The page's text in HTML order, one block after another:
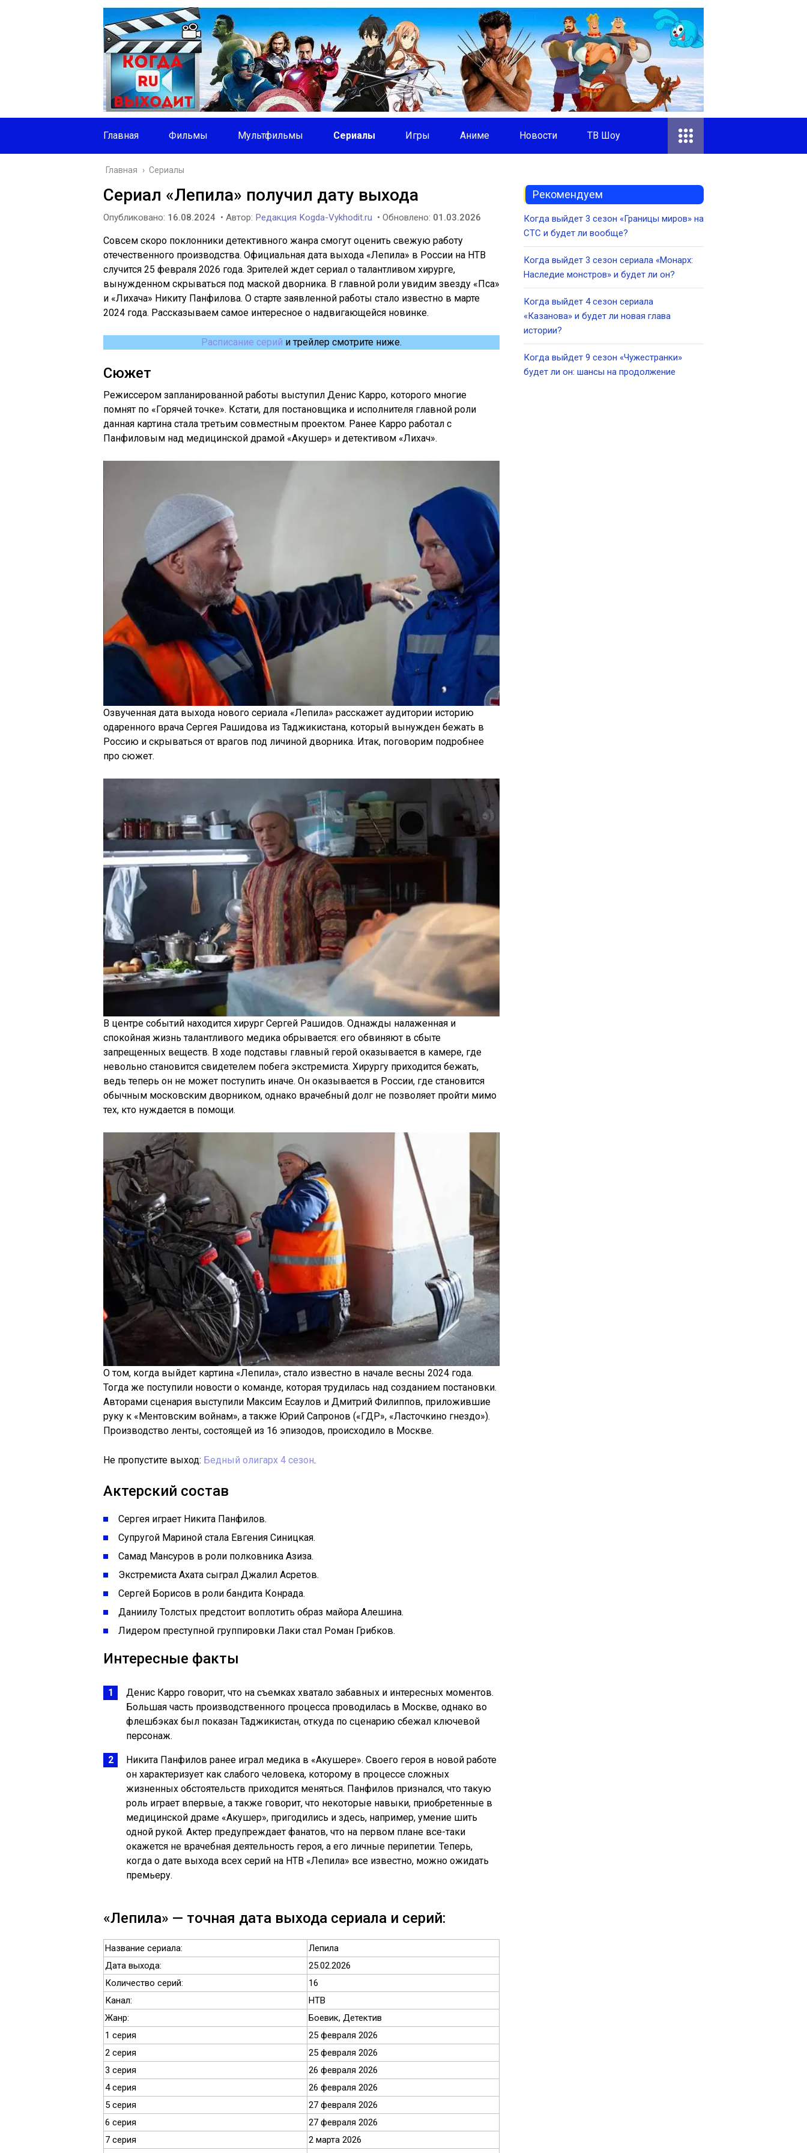
Главная Фильмы Мультфильмы Сериалы Игры Аниме Новости ТВ Шоу
Главная › Сериалы
Сериал «Лепила» получил дату выхода
Опубликовано: 16.08.2024 • Автор: Редакция Kogda-Vykhodit.ru • Обновлено: 01.03.2026
Совсем скоро поклонники детективного жанра смогут оценить свежую работу
отечественного производства. Официальная дата выхода «Лепила» в России на НТВ
случится 25 февраля 2026 года. Зрителей ждет сериал о талантливом хирурге,
вынужденном скрываться под маской дворника. В главной роли увидим звезду «Пса»
и «Лихача» Никиту Панфилова. О старте заявленной работы стало известно в марте
2024 года. Рассказываем самое интересное о надвигающейся новинке.
Расписание серий и трейлер смотрите ниже.
Сюжет
Режиссером запланированной работы выступил Денис Карро, которого многие
помнят по «Горячей точке». Кстати, для постановщика и исполнителя главной роли
данная картина стала третьим совместным проектом. Ранее Карро работал с
Панфиловым над медицинской драмой «Акушер» и детективом «Лихач».
Озвученная дата выхода нового сериала «Лепила» расскажет аудитории историю
одаренного врача Сергея Рашидова из Таджикистана, который вынужден бежать в
Россию и скрываться от врагов под личиной дворника. Итак, поговорим подробнее
про сюжет.
В центре событий находится хирург Сергей Рашидов. Однажды налаженная и
спокойная жизнь талантливого медика обрывается: его обвиняют в сбыте
запрещенных веществ. В ходе подставы главный герой оказывается в камере, где
невольно становится свидетелем побега экстремиста. Хирургу приходится бежать,
ведь теперь он не может поступить иначе. Он оказывается в России, где становится
обычным московским дворником, однако врачебный долг не позволяет пройти мимо
тех, кто нуждается в помощи.
О том, когда выйдет картина «Лепила», стало известно в начале весны 2024 года.
Тогда же поступили новости о команде, которая трудилась над созданием постановки.
Авторами сценария выступили Максим Есаулов и Дмитрий Филиппов, приложившие
руку к «Ментовским войнам», а также Юрий Сапронов («ГДР», «Ласточкино гнездо»).
Производство ленты, состоящей из 16 эпизодов, происходило в Москве.
Не пропустите выход: Бедный олигарх 4 сезон.
Актерский состав
Сергея играет Никита Панфилов.
Супругой Мариной стала Евгения Синицкая.
Самад Мансуров в роли полковника Азиза.
Экстремиста Ахата сыграл Джалил Асретов.
Сергей Борисов в роли бандита Конрада.
Даниилу Толстых предстоит воплотить образ майора Алешина.
Лидером преступной группировки Лаки стал Роман Грибков.
Интересные факты
Денис Карро говорит, что на съемках хватало забавных и интересных моментов.
Большая часть производственного процесса проводилась в Москве, однако во
флешбэках был показан Таджикистан, откуда по сценарию сбежал ключевой
персонаж.
Никита Панфилов ранее играл медика в «Акушере». Своего героя в новой работе
он характеризует как слабого человека, которому в процессе сложных
жизненных обстоятельств приходится меняться. Панфилов признался, что такую
роль играет впервые, а также говорит, что некоторые навыки, приобретенные в
медицинской драме «Акушер», пригодились и здесь, например, умение шить
одной рукой. Актер предупреждает фанатов, что на первом плане все-таки
окажется не врачебная деятельность героя, а его личные перипетии. Теперь,
когда о дате выхода всех серий на НТВ «Лепила» все известно, можно ожидать
премьеру.
«Лепила» — точная дата выхода сериала и серий:
Название сериала:
Лепила
Дата выхода:
25.02.2026
Количество серий:
16
Канал:
НТВ
Жанр:
Боевик, Детектив
1 серия
25 февраля 2026
2 серия
25 февраля 2026
3 серия
26 февраля 2026
4 серия
26 февраля 2026
5 серия
27 февраля 2026
6 серия
27 февраля 2026
7 серия
2 марта 2026
Рекомендуем
Когда выйдет 3 сезон «Границы миров» на
СТС и будет ли вообще?
Когда выйдет 3 сезон сериала «Монарх:
Наследие монстров» и будет ли он?
Когда выйдет 4 сезон сериала
«Казанова» и будет ли новая глава
истории?
Когда выйдет 9 сезон «Чужестранки»
будет ли он: шансы на продолжение